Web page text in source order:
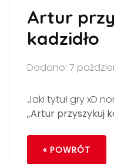
Artur
kadzidło
Dodano: 7
Jaki tytuł gry xD
„Artur przyszykuj
« POWRÓT